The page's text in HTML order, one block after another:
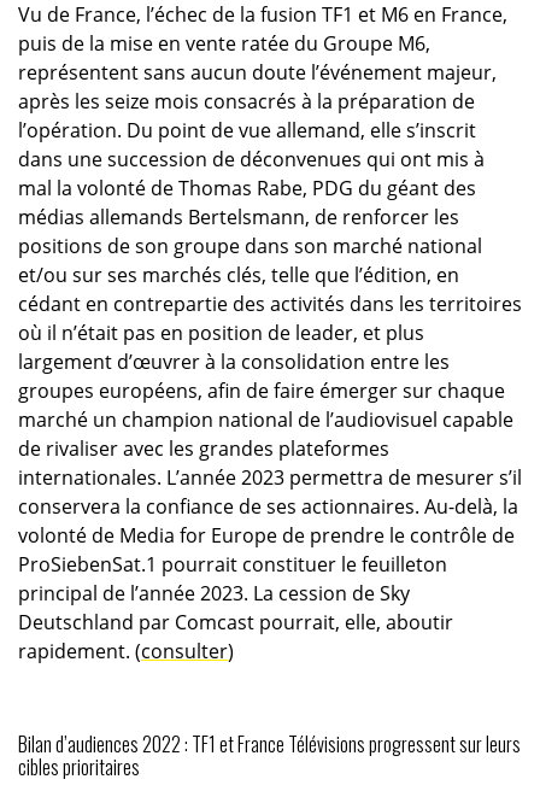
Vu de France, l’échec de la fusion TF1 et M6 en France,
puis de la mise en vente ratée du Groupe M6,
représentent sans aucun doute l’événement majeur,
après les seize mois consacrés à la préparation de
l’opération. Du point de vue allemand, elle s’inscrit
dans une succession de déconvenues qui ont mis à
mal la volonté de Thomas Rabe, PDG du géant des
médias allemands Bertelsmann, de renforcer les
positions de son groupe dans son marché national
et/ou sur ses marchés clés, telle que l’édition, en
cédant en contrepartie des activités dans les territoires
où il n’était pas en position de leader, et plus
largement d’œuvrer à la consolidation entre les
groupes européens, afin de faire émerger sur chaque
marché un champion national de l’audiovisuel capable
de rivaliser avec les grandes plateformes
internationales. L’année 2023 permettra de mesurer s’il
conservera la confiance de ses actionnaires. Au-delà, la
volonté de Media for Europe de prendre le contrôle de
ProSiebenSat.1 pourrait constituer le feuilleton
principal de l’année 2023. La cession de Sky
Deutschland par Comcast pourrait, elle, aboutir
rapidement. (consulter)
Bilan d’audiences 2022 : TF1 et France Télévisions progressent sur leurs
cibles prioritaires